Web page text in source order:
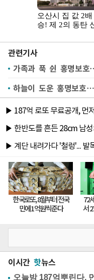
관련기사
이시간 핫뉴스